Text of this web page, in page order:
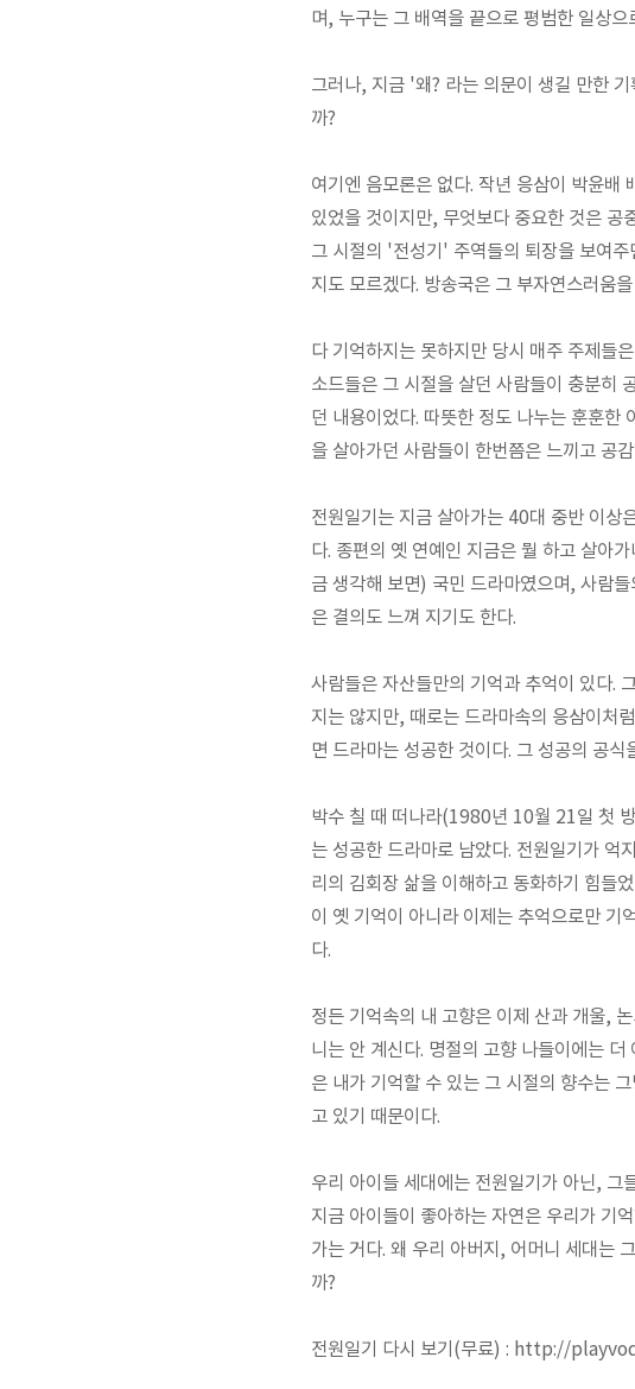
며, 누구는 그 배역을 끝으로 평범한 일상
그러나, 지금 '왜? 라는 의문이 생길 만한
까?
여기엔 음모론은 없다. 작년 응삼이 박윤배
있었을 것이지만, 무엇보다 중요한 것은 공
그 시절의 '전성기' 주역들의 퇴장을 보여
지도 모르겠다. 방송국은 그 부자연스러움
다 기억하지는 못하지만 당시 매주 주제들
소드들은 그 시절을 살던 사람들이 충분히
던 내용이었다. 따뜻한 정도 나누는 훈훈한
을 살아가던 사람들이 한번쯤은 느끼고 공
전원일기는 지금 살아가는 40대 중반 이상
다. 종편의 옛 연예인 지금은 뭘 하고 살아
금 생각해 보면) 국민 드라마였으며, 사람
은 결의도 느껴 지기도 한다.
사람들은 자산들만의 기억과 추억이 있다.
지는 않지만, 때로는 드라마속의 응삼이처
면 드라마는 성공한 것이다. 그 성공의 공
박수 칠 때 떠나라(1980년 10월 21일 첫
는 성공한 드라마로 남았다. 전원일기가 억
리의 김회장 삶을 이해하고 동화하기 힘들
이 옛 기억이 아니라 이제는 추억으로만 기
다.
정든 기억속의 내 고향은 이제 산과 개울,
니는 안 계신다. 명절의 고향 나들이에는
은 내가 기억할 수 있는 그 시절의 향수는
고 있기 때문이다.
우리 아이들 세대에는 전원일기가 아닌, 그
지금 아이들이 좋아하는 자연은 우리가 기
가는 거다. 왜 우리 아버지, 어머니 세대는
까?
전원일기 다시 보기(무료) : http://